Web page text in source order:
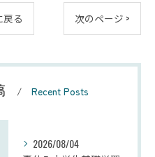
戻る 次のページ >
Recent Posts
2026/08/04